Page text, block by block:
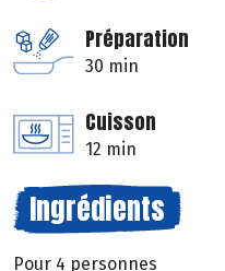
Préparation
30 min
Cuisson
12 min
Ingrédients
Pour 4 personnes